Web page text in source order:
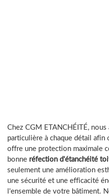
Chez CGM ETANCHÉITÉ,
particulière à chaque détail
offre une protection maximale
bonne réfection d'étanchéité
seulement une amélioration
une sécurité et une efficacité
l'ensemble de votre bâtiment.